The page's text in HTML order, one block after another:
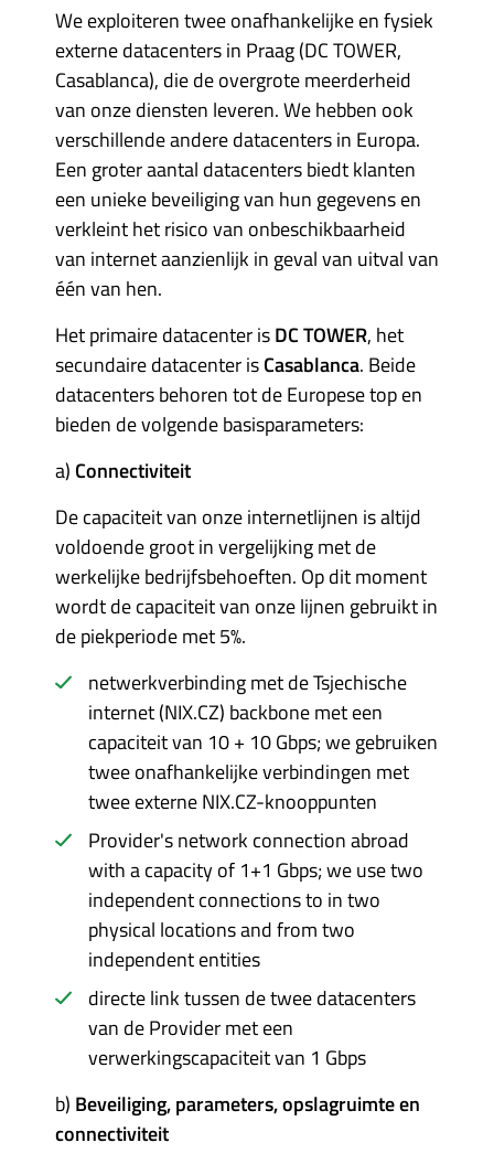
We exploiteren twee onafhankelijke en fysiek
externe datacenters in Praag (DC TOWER,
Casablanca), die de overgrote meerderheid
van onze diensten leveren. We hebben ook
verschillende andere datacenters in Europa.
Een groter aantal datacenters biedt klanten
een unieke beveiliging van hun gegevens en
verkleint het risico van onbeschikbaarheid
van internet aanzienlijk in geval van uitval van
één van hen.
Het primaire datacenter isDC TOWER, het
secundaire datacenter isCasablanca. Beide
datacenters behoren tot de Europese top en
bieden de volgende basisparameters:
a) Connectiviteit
De capaciteit van onze internetlijnen is altijd
voldoende groot in vergelijking met de
werkelijke bedrijfsbehoeften. Op dit moment
wordt de capaciteit van onze lijnen gebruikt in
de piekperiode met 5%.
netwerkverbinding met de Tsjechische
internet (NIX.CZ) backbone met een
capaciteit van 10 + 10 Gbps; we gebruiken
twee onafhankelijke verbindingen met
twee externe NIX.CZ-knooppunten
Provider's network connection abroad
with a capacity of 1+1 Gbps; we use two
independent connections to in two
physical locations and from two
independent entities
directe link tussen de twee datacenters
van de Provider met een
verwerkingscapaciteit van 1 Gbps
b) Beveiliging, parameters, opslagruimte en
connectiviteit